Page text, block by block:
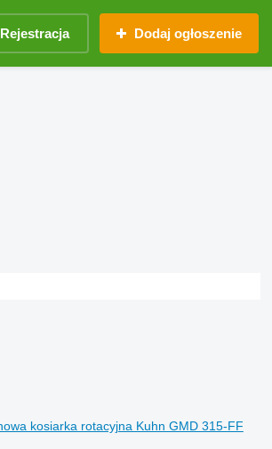
Dodaj ogłoszenie
kosiarka rotacyjna Kuhn GMD 315-FF